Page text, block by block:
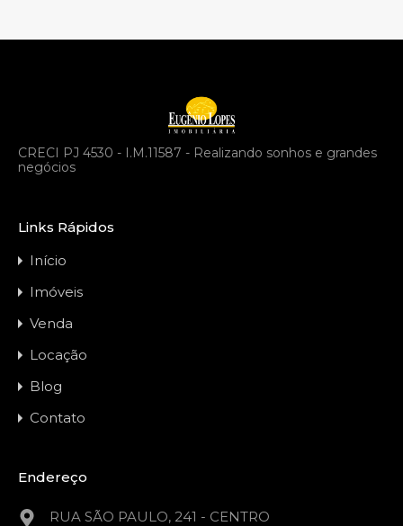
CRECI PJ 4530 - I.M.11587 - Realizando sonhos e grandes
negócios
Links Rápidos
Início
Imóveis
Venda
Locação
Blog
Contato
Endereço
RUA SÃO PAULO, 241 - CENTRO